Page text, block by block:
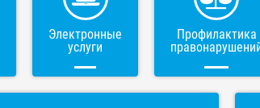
Электронные
услуги
Профилактика